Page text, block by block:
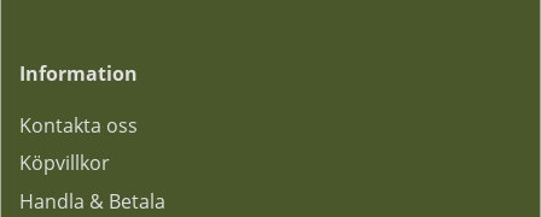
Information
Kontakta oss
Köpvillkor
Handla & Betala